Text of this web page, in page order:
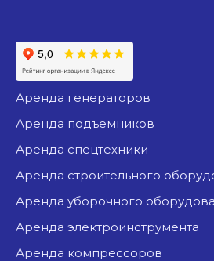
аренда генераторов
аренда подъемников
аренда спецтехники
аренда строительного
аренда уборочного
аренда электроинструмента
аренда компрессоров